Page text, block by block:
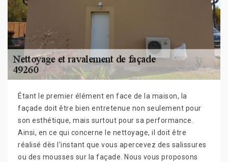
Étant le premier élément en face de la maison, la
façade doit être bien entretenue non seulement pour
son esthétique, mais surtout pour sa performance.
Ainsi, en ce qui concerne le nettoyage, il doit être
réalisé dès l'instant que vous apercevez des salissures
ou des mousses sur la façade. Nous vous proposons